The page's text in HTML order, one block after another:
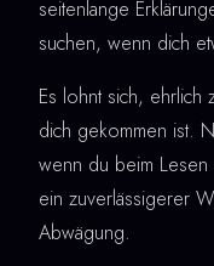
seitenlange
suchen, wenn dich
Es lohnt sich,
dich gekommen ist.
wenn du beim Lesen
ein zuverlässigerer
Abwägung.